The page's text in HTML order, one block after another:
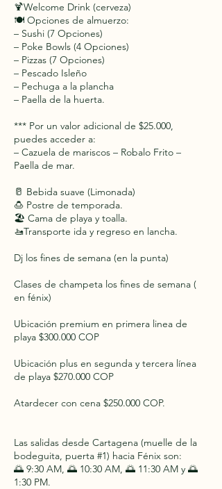
🍹Welcome Drink (cerveza)
🍽️ Opciones de almuerzo:
– Sushi (7 Opciones)
– Poke Bowls (4 Opciones)
– Pizzas (7 Opciones)
– Pescado Isleño
– Pechuga a la plancha
– Paella de la huerta.
*** Por un valor adicional de $25.000,
puedes acceder a:
– Cazuela de mariscos – Robalo Frito –
Paella de mar.
🥛 Bebida suave (Limonada)
🍮 Postre de temporada.
🏖️ Cama de playa y toalla.
🚤Transporte ida y regreso en lancha.
Dj los fines de semana (en la punta)
Clases de champeta los fines de semana (
en fénix)
Ubicación premium en primera linea de
playa $300.000 COP
Ubicación plus en segunda y tercera línea
de playa $270.000 COP
Atardecer con cena $250.000 COP.
Las salidas desde Cartagena (muelle de la
bodeguita, puerta #1) hacia Fénix son:
🌅 9:30 AM, 🌅 10:30 AM, 🌅 11:30 AM y 🌅
1:30 PM.